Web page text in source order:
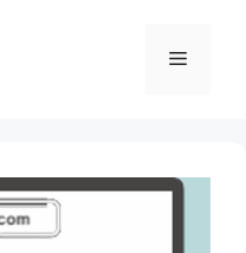
Menu